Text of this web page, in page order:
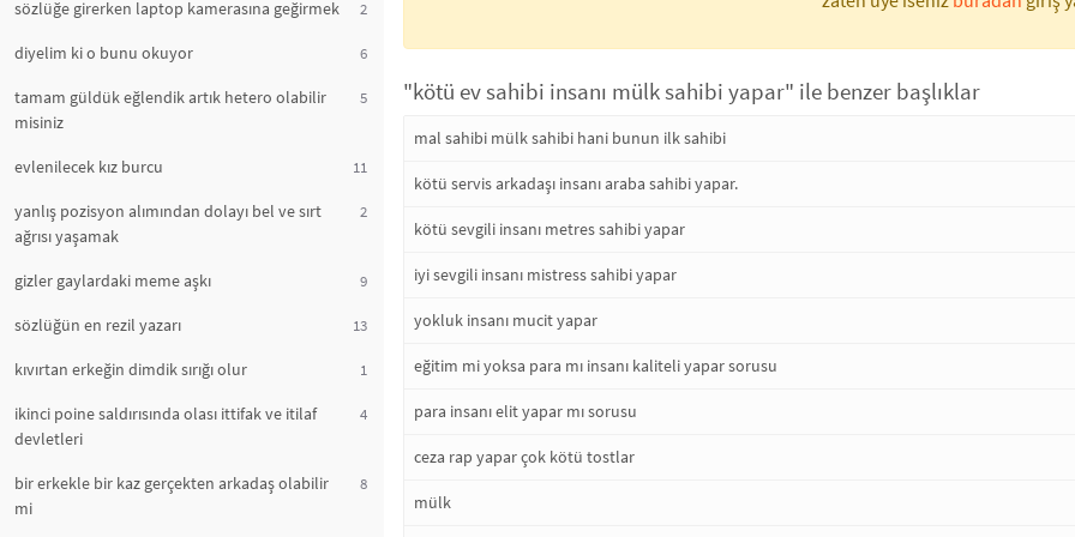
sözlüğe girerken laptop kamerasına geğirmek 2
diyelim ki o bunu okuyor 6
tamam güldük eğlendik artık hetero olabilir
misiniz
5
evlenilecek kız burcu 11
yanlış pozisyon alımından dolayı bel ve sırt
ağrısı yaşamak
2
gizler gaylardaki meme aşkı 9
sözlüğün en rezil yazarı 13
kıvırtan erkeğin dimdik sırığı olur 1
ikinci poine saldırısında olası ittifak ve itilaf
devletleri
4
bir erkekle bir kaz gerçekten arkadaş olabilir
mi
8
"kötü ev sahibi insanı mülk sahibi yapar" ile benzer başlıklar
mal sahibi mülk sahibi hani bunun ilk sahibi
kötü servis arkadaşı insanı araba sahibi yapar.
kötü sevgili insanı metres sahibi yapar
iyi sevgili insanı mistress sahibi yapar
yokluk insanı mucit yapar
eğitim mi yoksa para mı insanı kaliteli yapar sorusu
para insanı elit yapar mı sorusu
ceza rap yapar çok kötü tostlar
mülk